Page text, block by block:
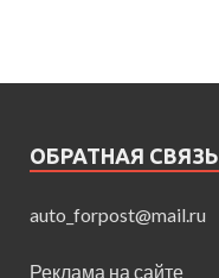
ОБРАТНАЯ СВЯЗЬ
auto_forpost@mail.ru
Реклама на сайте